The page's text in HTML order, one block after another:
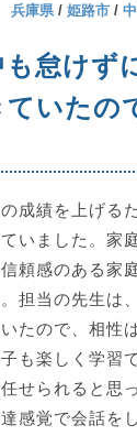
兵庫県/ 姫路市/
怠けず
いたの
成績を上げる
いました。家
頼感のある家
担当の先生は
たので、相性
も楽しく学習
せられると思
感覚で会話を